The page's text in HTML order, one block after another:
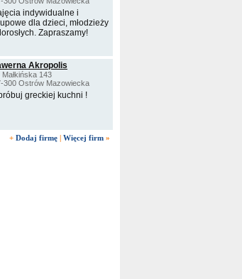
indywidualne i
dla dzieci, młodzieży
Zapraszamy!
Akropolis
Małkińska 143
300 Ostrów Mazowiecka
greckiej kuchni !
+ Dodaj firmę | Więcej firm »